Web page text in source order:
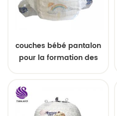
couches bébé pantalon
pour la formation des